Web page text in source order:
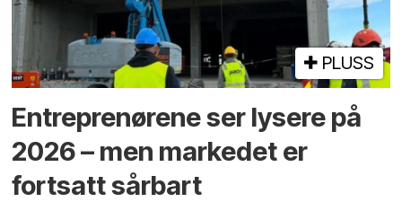
PLUSS
Entreprenørene ser lysere på
2026 – men markedet er
fortsatt sårbart